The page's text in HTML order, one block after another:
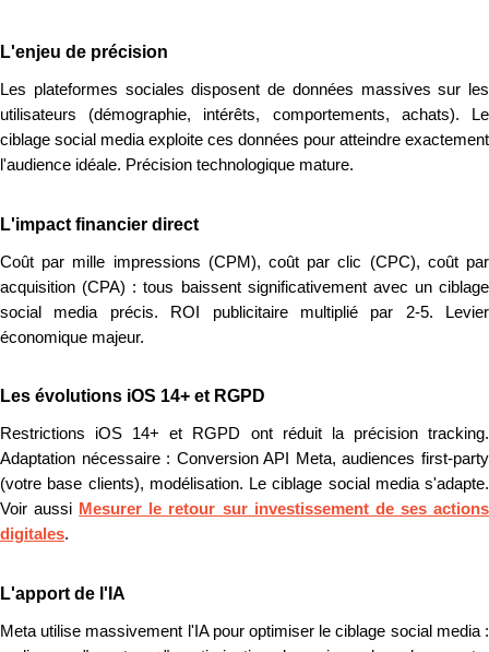
L'enjeu de précision
Les plateformes sociales disposent de données massives sur les
utilisateurs (démographie, intérêts, comportements, achats). Le
ciblage social media exploite ces données pour atteindre exactement
l'audience idéale. Précision technologique mature.
L'impact financier direct
Coût par mille impressions (CPM), coût par clic (CPC), coût par
acquisition (CPA) : tous baissent significativement avec un ciblage
social media précis. ROI publicitaire multiplié par 2-5. Levier
économique majeur.
Les évolutions iOS 14+ et RGPD
Restrictions iOS 14+ et RGPD ont réduit la précision tracking.
Adaptation nécessaire : Conversion API Meta, audiences first-party
(votre base clients), modélisation. Le ciblage social media s'adapte.
Voir aussi Mesurer le retour sur investissement de ses actions
digitales.
L'apport de l'IA
Meta utilise massivement l'IA pour optimiser le ciblage social media :